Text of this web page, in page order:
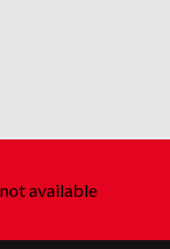
not available